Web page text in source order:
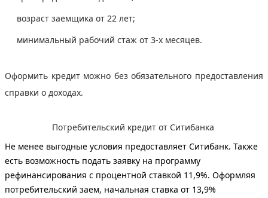
возраст заемщика от 22 лет;
минимальный рабочий стаж от 3-х месяцев.
Оформить кредит можно без обязательного предоставления
справки о доходах.
Потребительский кредит от Ситибанка
Не менее выгодные условия предоставляет Ситибанк. Также
есть возможность подать заявку на программу
рефинансирования с процентной ставкой 11,9%. Оформляя
потребительский заем, начальная ставка от 13,9%